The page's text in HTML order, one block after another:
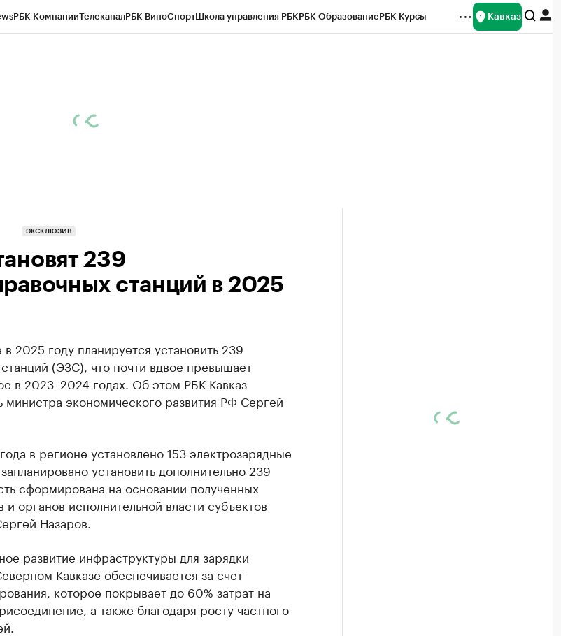
РБК КомпанииТелеканалРБК ВиноСпортШкола управления РБКРБК ОбразованиеРБК Курсы Кавказ
ЭКСКЛЮЗИВ
239
станций в 2025
2025 году планируется установить 239
(ЭЗС), что почти вдвое превышает
в 2023–2024 годах. Об этом РБК Кавказ
министра экономического развития РФ Сергей
в регионе установлено 153 электрозарядные
установить дополнительно 239
сформирована на основании полученных
и органов исполнительной власти субъектов
Назаров.
развитие инфраструктуры для зарядки
Кавказе обеспечивается за счет
которое покрывает до 60% затрат на
а также благодаря росту частного